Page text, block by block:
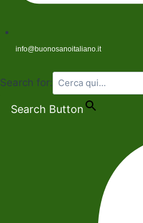
info@buonosanoitaliano.it
Search for:
Search Button